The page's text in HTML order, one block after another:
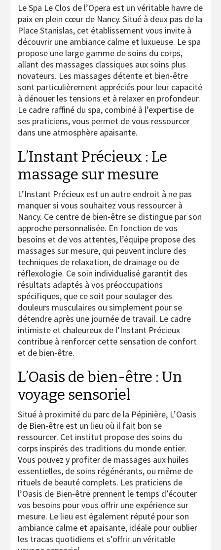
Le Spa Le Clos de l’Opera est un véritable havre de
paix en plein cœur de Nancy. Situé à deux pas de la
Place Stanislas, cet établissement vous invite à
découvrir une ambiance calme et luxueuse. Le spa
propose une large gamme de soins du corps,
allant des massages classiques aux soins plus
novateurs. Les massages détente et bien-être
sont particulièrement appréciés pour leur capacité
à dénouer les tensions et à relaxer en profondeur.
Le cadre raffiné du spa, combiné à l’expertise de
ses praticiens, vous permet de vous ressourcer
dans une atmosphère apaisante.
L’Instant Précieux : Le
massage sur mesure
L’Instant Précieux est un autre endroit à ne pas
manquer si vous souhaitez vous ressourcer à
Nancy. Ce centre de bien-être se distingue par son
approche personnalisée. En fonction de vos
besoins et de vos attentes, l’équipe propose des
massages sur mesure, qui peuvent inclure des
techniques de relaxation, de drainage ou de
réflexologie. Ce soin individualisé garantit des
résultats adaptés à vos préoccupations
spécifiques, que ce soit pour soulager des
douleurs musculaires ou simplement pour se
détendre après une journée de travail. Le cadre
intimiste et chaleureux de l’Instant Précieux
contribue à renforcer cette sensation de confort
et de bien-être.
L’Oasis de bien-être : Un
voyage sensoriel
Situé à proximité du parc de la Pépinière, L’Oasis
de Bien-être est un lieu où il fait bon se
ressourcer. Cet institut propose des soins du
corps inspirés des traditions du monde entier.
Vous pouvez y profiter de massages aux huiles
essentielles, de soins régénérants, ou même de
rituels de beauté complets. Les praticiens de
l’Oasis de Bien-être prennent le temps d’écouter
vos besoins pour vous offrir une expérience sur
mesure. Le lieu est également réputé pour son
ambiance calme et apaisante, idéale pour oublier
les tracas quotidiens et s’offrir un véritable